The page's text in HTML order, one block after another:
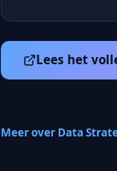
Lees het
Meer over Data